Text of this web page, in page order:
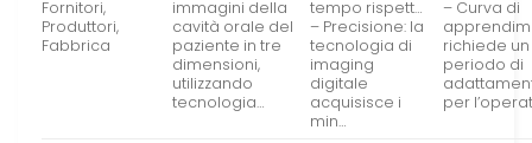
Fornitori,
Produttori,
Fabbrica
immagini della
cavità orale del
paziente in tre
dimensioni,
utilizzando
tecnologia…
tempo rispett…
– Precisione: la
tecnologia di
imaging
digitale
acquisisce i
min…
– Curva di
richiede un
periodo di
per